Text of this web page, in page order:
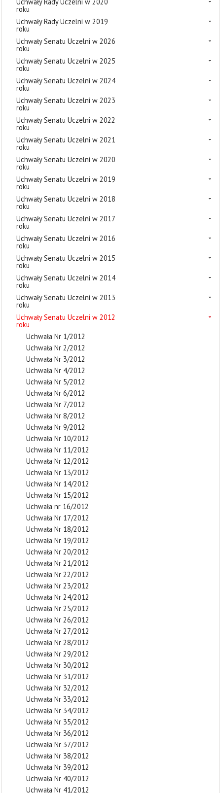
roku
Uchwały Rady Uczelni w 2019
roku
Uchwały Senatu Uczelni w 2026
roku
Uchwały Senatu Uczelni w 2025
roku
Uchwały Senatu Uczelni w 2024
roku
Uchwały Senatu Uczelni w 2023
roku
Uchwały Senatu Uczelni w 2022
roku
Uchwały Senatu Uczelni w 2021
roku
Uchwały Senatu Uczelni w 2020
roku
Uchwały Senatu Uczelni w 2019
roku
Uchwały Senatu Uczelni w 2018
roku
Uchwały Senatu Uczelni w 2017
roku
Uchwały Senatu Uczelni w 2016
roku
Uchwały Senatu Uczelni w 2015
roku
Uchwały Senatu Uczelni w 2014
roku
Uchwały Senatu Uczelni w 2013
roku
Uchwały Senatu Uczelni w 2012
roku
Uchwała Nr 1/2012
Uchwała Nr 2/2012
Uchwała Nr 3/2012
Uchwała Nr 4/2012
Uchwała Nr 5/2012
Uchwała Nr 6/2012
Uchwała Nr 7/2012
Uchwała Nr 8/2012
Uchwała Nr 9/2012
Uchwała Nr 10/2012
Uchwała Nr 11/2012
Uchwała Nr 12/2012
Uchwała Nr 13/2012
Uchwała Nr 14/2012
Uchwała Nr 15/2012
Uchwała nr 16/2012
Uchwała Nr 17/2012
Uchwała Nr 18/2012
Uchwała Nr 19/2012
Uchwała Nr 20/2012
Uchwała Nr 21/2012
Uchwała Nr 22/2012
Uchwała Nr 23/2012
Uchwała Nr 24/2012
Uchwała Nr 25/2012
Uchwała Nr 26/2012
Uchwała Nr 27/2012
Uchwała Nr 28/2012
Uchwała Nr 29/2012
Uchwała Nr 30/2012
Uchwała Nr 31/2012
Uchwała Nr 32/2012
Uchwała Nr 33/2012
Uchwała Nr 34/2012
Uchwała Nr 35/2012
Uchwała Nr 36/2012
Uchwała Nr 37/2012
Uchwała Nr 38/2012
Uchwała Nr 39/2012
Uchwała Nr 40/2012
Uchwała Nr 41/2012